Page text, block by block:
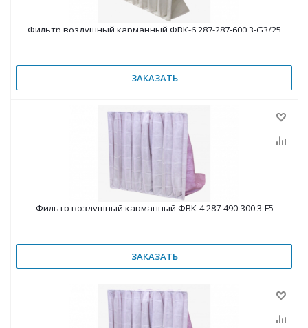
Фильтр воздушный карманный ФВК-6 287-287-600 3-G3/25
ЗАКАЗАТЬ
Фильтр воздушный карманный ФВК-4 287-490-300 3-F5
ЗАКАЗАТЬ